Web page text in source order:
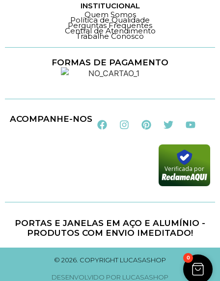
INSTITUCIONAL
Quem Somos
Política de Qualidade
Perguntas Frequentes
Central de Atendimento
Trabalhe Conosco
FORMAS DE PAGAMENTO
ACOMPANHE-NOS
Verificada por
PORTAS E JANELAS EM AÇO E ALUMÍNIO -
PRODUTOS COM ENVIO IMEDITADO!
© 2026. COPYRIGHT LUCASASHOP
DESENVOLVIDO POR LUCASASHOP
0